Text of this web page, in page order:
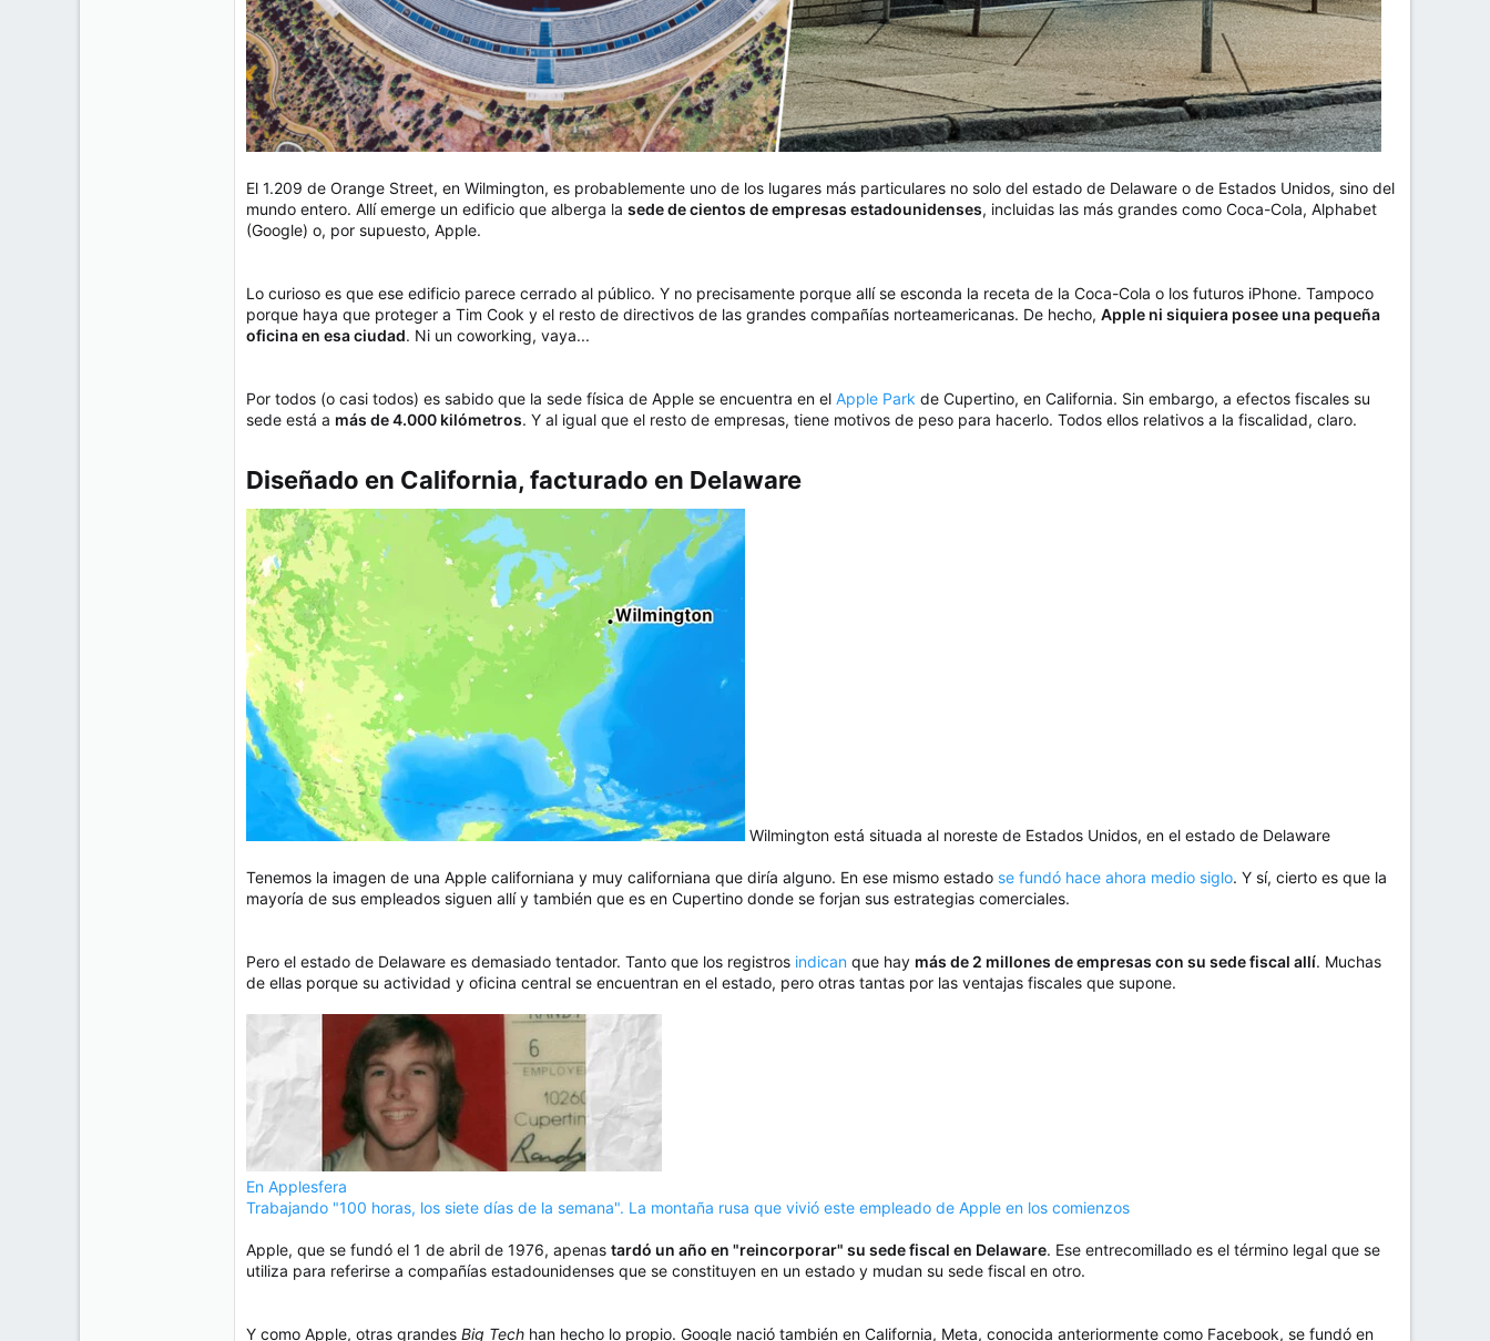
El 1.209 de Orange Street, en Wilmington, es probablemente uno de los lugares más particulares no solo del estado de Delaware o de Estados Unidos, sino del
mundo entero. Allí emerge un edificio que alberga la sede de cientos de empresas estadounidenses, incluidas las más grandes como Coca-Cola, Alphabet
(Google) o, por supuesto, Apple.
Lo curioso es que ese edificio parece cerrado al público. Y no precisamente porque allí se esconda la receta de la Coca-Cola o los futuros iPhone. Tampoco
porque haya que proteger a Tim Cook y el resto de directivos de las grandes compañías norteamericanas. De hecho, Apple ni siquiera posee una pequeña
oficina en esa ciudad. Ni un coworking, vaya...
Por todos (o casi todos) es sabido que la sede física de Apple se encuentra en el Apple Park de Cupertino, en California. Sin embargo, a efectos fiscales su
sede está a más de 4.000 kilómetros. Y al igual que el resto de empresas, tiene motivos de peso para hacerlo. Todos ellos relativos a la fiscalidad, claro.
Diseñado en California, facturado en Delaware​
Wilmington está situada al noreste de Estados Unidos, en el estado de Delaware
Tenemos la imagen de una Apple californiana y muy californiana que diría alguno. En ese mismo estado se fundó hace ahora medio siglo. Y sí, cierto es que la
mayoría de sus empleados siguen allí y también que es en Cupertino donde se forjan sus estrategias comerciales.
Pero el estado de Delaware es demasiado tentador. Tanto que los registros indican que hay más de 2 millones de empresas con su sede fiscal allí. Muchas
de ellas porque su actividad y oficina central se encuentran en el estado, pero otras tantas por las ventajas fiscales que supone.
En Applesfera
Trabajando "100 horas, los siete días de la semana". La montaña rusa que vivió este empleado de Apple en los comienzos
Apple, que se fundó el 1 de abril de 1976, apenas tardó un año en "reincorporar" su sede fiscal en Delaware. Ese entrecomillado es el término legal que se
utiliza para referirse a compañías estadounidenses que se constituyen en un estado y mudan su sede fiscal en otro.
Y como Apple, otras grandes Big Tech han hecho lo propio. Google nació también en California, Meta, conocida anteriormente como Facebook, se fundó en